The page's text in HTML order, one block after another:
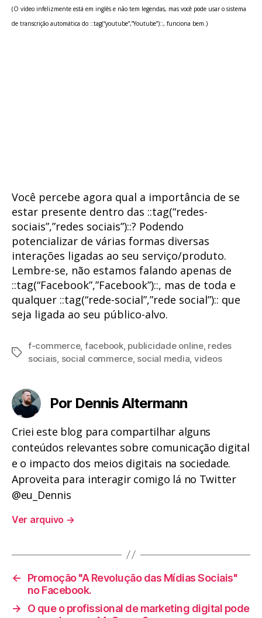
(O vídeo infelizmente está em inglês e não tem legendas, mas você pode usar o sistema
de transcrição automática do ::tag(“youtube”,”Youtube”)::, funciona bem.)
Você percebe agora qual a importância de se
estar presente dentro das ::tag(“redes-
sociais”,”redes sociais”)::? Podendo
potencializar de várias formas diversas
interações ligadas ao seu serviço/produto.
Lembre-se, não estamos falando apenas de
::tag(“Facebook”,”Facebook”)::, mas de toda e
qualquer ::tag(“rede-social”,”rede social”):: que
seja ligada ao seu público-alvo.
Tags
f-commerce, facebook, publicidade online, redes
sociais social commerce, social media videos
Por Dennis Altermann
Criei este blog para compartilhar alguns
conteúdos relevantes sobre comunicação digital
e o impacto dos meios digitais na sociedade.
Aproveita para interagir comigo lá no Twitter
@eu_Dennis
Ver arquivo →
←
Promoção "A Revolução das Mídias Sociais"
no Facebook.
→
O que o profissional de marketing digital pode